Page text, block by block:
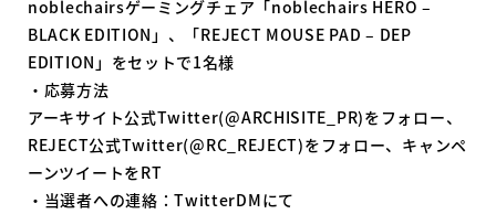
noblechairsゲーミングチェア「noblechairs HERO –
BLACK EDITION」、「REJECT MOUSE PAD – DEP
EDITION」をセットで1名様
・応募方法
アーキサイト公式Twitter(@ARCHISITE_PR)をフォロー、
REJECT公式Twitter(@RC_REJECT)をフォロー、キャンペ
ーンツイートをRT
・当選者への連絡：TwitterDMにて